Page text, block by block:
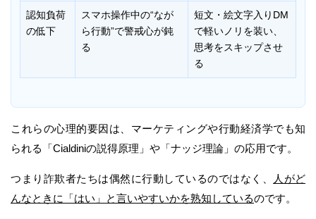
認知負荷
の低下
スマホ操作中の“なが
ら行動”で警戒心が鈍
る
短文・絵文字入りDM
で軽いノリを装い、
思考をスキップさせ
る
これらの心理的要因は、マーケティングや行動経済学でも知
られる「Cialdiniの説得原理」や「ナッジ理論」の応用です。
つまり詐欺者たちは偶然に行動しているのではなく、
人がど
んなときに「はい」と言いやすいかを熟知しているのです。